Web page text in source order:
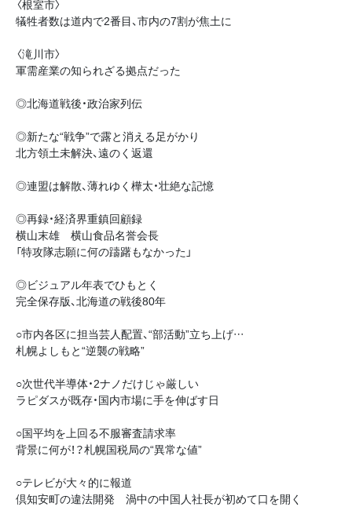
〈根室市〉
犠牲者数は道内で2番目、市内の7割が焦土に
〈滝川市〉
軍需産業の知られざる拠点だった
◎北海道戦後・政治家列伝
◎新たな“戦争”で露と消える足がかり
北方領土未解決、遠のく返還
◎連盟は解散、薄れゆく樺太・壮絶な記憶
◎再録・経済界重鎮回顧録
横山末雄 横山食品名誉会長
「特攻隊志願に何の躊躇もなかった」
◎ビジュアル年表でひもとく
完全保存版、北海道の戦後80年
○市内各区に担当芸人配置、“部活動”立ち上げ…
札幌よしもと“逆襲の戦略”
○次世代半導体・2ナノだけじゃ厳しい
ラピダスが既存・国内市場に手を伸ばす日
○国平均を上回る不服審査請求率
背景に何が！？札幌国税局の“異常な値”
○テレビが大々的に報道
倶知安町の違法開発 渦中の中国人社長が初めて口を開く